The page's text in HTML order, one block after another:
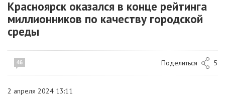
Красноярск оказался в конце рейтинга
миллионников по качеству городской
среды
46 Поделиться 5
2 апреля 2024 13:11